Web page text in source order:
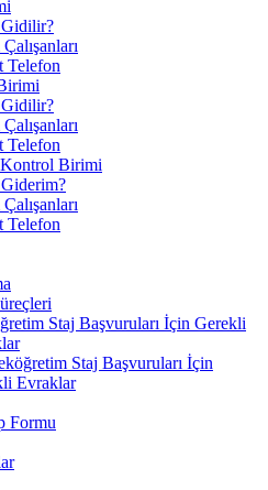
Gidilir?
Telefon
Gidilir?
Telefon
Birimi
Giderim?
Telefon
Staj Başvuruları İçin Gerekli
Staj Başvuruları İçin
Evraklar
Formu